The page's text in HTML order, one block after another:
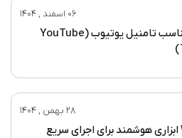
06 اسفند , 1404
فونت‌های مناسب تامنیل یوتیوب (YouTube
28 بهمن , 1404
Wall Script ابزاری هوشمند برای اجرای سریع